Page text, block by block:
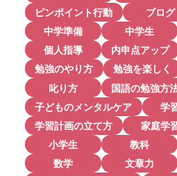
ピンポイント行動
ブログ
中学準備
中学生
個人指導
内申点アップ
勉強のやり方
勉強を楽しく
叱り方
国語の勉強方
子どものメンタルケア
学
学習計画の立て方
家庭学
小学生
教科
数学
文章力